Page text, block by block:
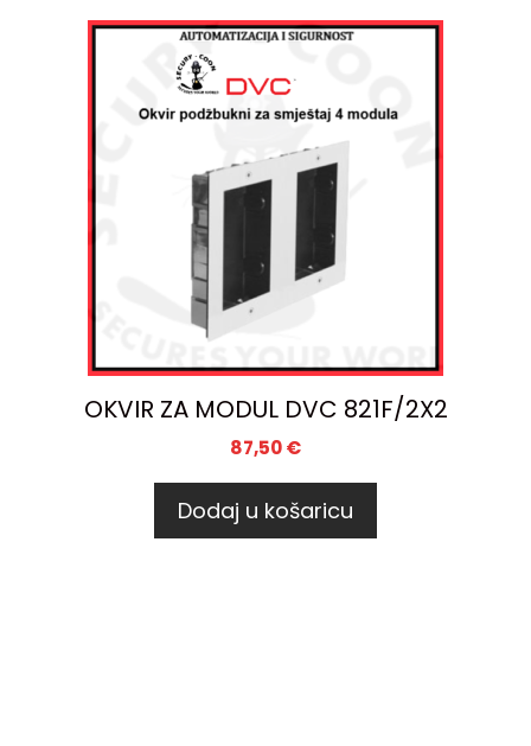
OKVIR ZA MODUL DVC 821F/2X2
87,50€
Dodaj u košaricu